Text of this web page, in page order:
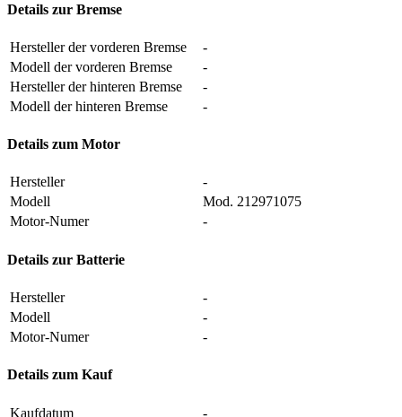
Details zur Bremse
Hersteller der vorderen Bremse
-
Modell der vorderen Bremse
-
Hersteller der hinteren Bremse
-
Modell der hinteren Bremse
-
Details zum Motor
Hersteller
-
Modell
Mod. 212971075
Motor-Numer
-
Details zur Batterie
Hersteller
-
Modell
-
Motor-Numer
-
Details zum Kauf
Kaufdatum
-